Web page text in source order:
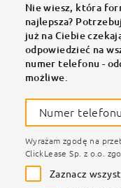
Nie wiesz, która
najlepsza?
już na Ciebie
odpowiedzieć na
numer telefonu -
możliwe.
Numer
Wyrażam zgodę na
ClickLease Sp. z o.o.
Zaznacz